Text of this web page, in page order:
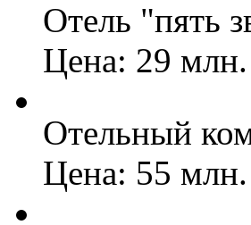
Отель "пять
Цена: 29 млн.
Отельный
Цена: 55 млн.